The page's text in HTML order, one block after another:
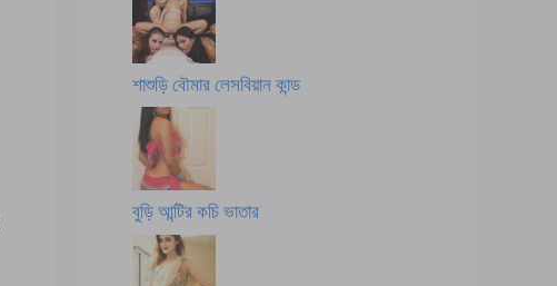
শাশুড়ি বৌমার লেসবিয়ান কান্ড
বুড়ি আন্টির কচি ভাতার